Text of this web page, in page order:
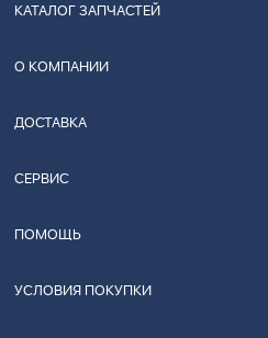
КАТАЛОГ ЗАПЧАСТЕЙ
О КОМПАНИИ
ДОСТАВКА
СЕРВИС
ПОМОЩЬ
УСЛОВИЯ ПОКУПКИ